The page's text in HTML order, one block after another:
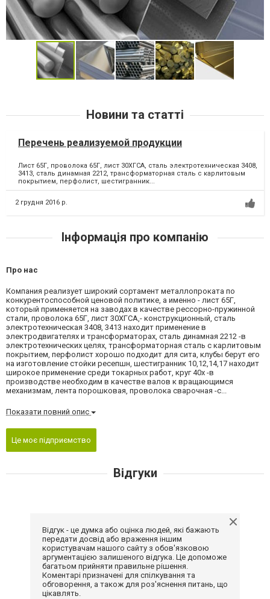
Новини та статті
Перечень реализуемой продукции
Лист 65Г, проволока 65Г, лист 30ХГСА, сталь электротехническая 3408,
3413, сталь динамная 2212, трансформаторная сталь с карлитовым
покрытием, перфолист, шестигранник...
2 грудня 2016 р.
Інформація про компанію
Про нас
Компания реализует широкий сортамент металлопроката по
конкурентоспособной ценовой политике, а именно - лист 65Г,
который применяется на заводах в качестве рессорно-пружинной
стали, проволока 65Г, лист 30ХГСА,- конструкционный, сталь
электротехническая 3408, 3413 находит применение в
электродвигателях и трансформаторах, сталь динамная 2212 -в
электротехнических целях, трансформаторная сталь с карлитовым
покрытием, перфолист хорошо подходит для сита, клубы берут его
на изготовление стойки ресепшн, шестигранник 10,12,14,17 находит
широкое применение среди токарных работ, круг 40х -в
производстве необходим в качестве валов к вращающимся
механизмам, лента порошковая, проволока сварочная -с...
Показати повний опис
Це моє підприємство
Відгуки
Відгук - це думка або оцінка людей, які бажають
передати досвід або враження іншим
користувачам нашого сайту з обов'язковою
аргументацією залишеного відгука. Це допоможе
багатьом прийняти правильне рішення.
Коментарі призначені для спілкування та
обговорення, а також для роз'яснення питань, що
цікавлять.